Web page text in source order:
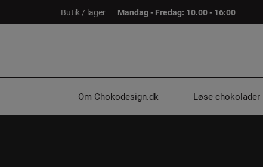
til
Butik / lager Mandag - Fredag: 10.00 - 16:00
Om Chokodesign.dk Løse chokolader